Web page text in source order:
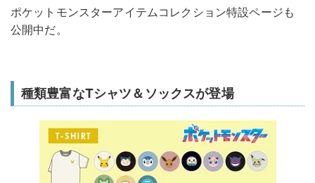
ポケットモンスターアイテムコレクション特設ページも
公開中だ。
種類豊富なTシャツ＆ソックスが登場